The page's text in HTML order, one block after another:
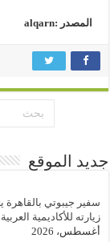
المصدر :alqarn
جديد الموقع
سفير جيبوتي بالقاهرة
زيارته للأكاديمية
أغسطس، 2026